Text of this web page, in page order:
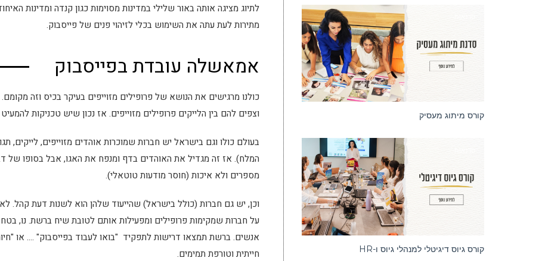
לתיוג מציגה אותה באור שלילי במדינות מסוימות כגון קנדה ומדינות
מתירות לעת עתה את השימוש בכלי לזיהוי פנים של פייסבוק.
אמאשלה עובדת בפייסבוק
כולנו מרגישים את הנושא של פרופילים מזוייפים בעיקר בכיס וזה
וצפים להם בין הלייקים פרופילים מזוייפים. אז נכון שיש טכניקות
בעולם כולו וגם בישראל יש חברות שמוכרות אוהדים מזוייפים, לייקים,
המלח). אז זה מגדיל את האוהדים בדף ומנפח את האגו, אבל בסופו של
מספרים ולא איכות (חוסר מודעות טוטאלי).
וכן, יש גם חברות (כולל בישראל) שהייעוד שלהן הוא לשנות דעת
על חברות שמקימות פרופילים ומפעילות אותם לטובת שיח ברשת. נו,
אנשים. ברשת תמצאו דרישות לתפקיד "בואו לעבוד בפייסבוק" …. או
חייתית וטורפת תמימים.
קורס מיתוג מעסיק
קורס גיוס דיגיטלי למנהלי גיוס ו-HR
רוצה לקבל מידע בדוא"ל מידע על קורסים
וסדנאות
בדרך אליך